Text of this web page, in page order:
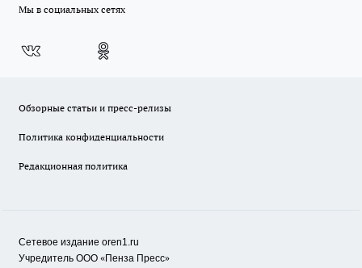
Мы в социальных сетях
Обзорные статьи и пресс-релизы
Политика конфиденциальности
Редакционная политика
Сетевое издание oren1.ru
Учредитель ООО «Пенза Пресс»